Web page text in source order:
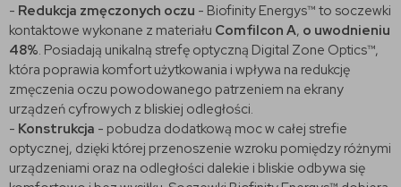
- Redukcja zmęczonych oczu - Biofinity Energys™ to soczewki
kontaktowe wykonane z materiału Comfilcon A, o uwodnieniu
48%. Posiadają unikalną strefę optyczną Digital Zone Optics™,
która poprawia komfort użytkowania i wpływa na redukcję
zmęczenia oczu powodowanego patrzeniem na ekrany
urządzeń cyfrowych z bliskiej odległości.
- Konstrukcja - pobudza dodatkową moc w całej strefie
optycznej, dzięki której przenoszenie wzroku pomiędzy różnymi
urządzeniami oraz na odległości dalekie i bliskie odbywa się